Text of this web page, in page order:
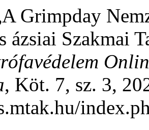
Grimpday
ázsiai Szakmai
, Köt. 7, sz. 3,